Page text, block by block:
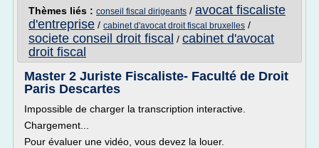
Thèmes liés : conseil fiscal dirigeants / avocat fiscaliste
d'entreprise / cabinet d'avocat droit fiscal bruxelles /
societe conseil droit fiscal / cabinet d'avocat
droit fiscal
Master 2 Juriste Fiscaliste- Faculté de Droit
Paris Descartes
Impossible de charger la transcription interactive.
Chargement...
Pour évaluer une vidéo, vous devez la louer.